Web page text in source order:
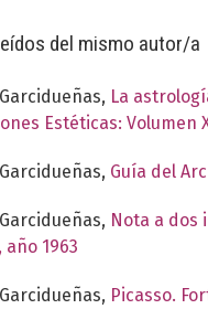
del mismo autor/a
La
Estéticas: Volumen
Guía del
Nota a dos
año 1963
Picasso.